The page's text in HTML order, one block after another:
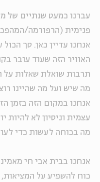
עברנו כמעט שנתיים של
פנימית (הרפורמה/
אנחנו עדיין כאן. סך
האוויר הזה שעוד עובר
תרבות שואלת שאלות על
מה שיש ועל מה שהיינו
אנחנו במקום הזה בזמן
עצמית וניסיון לא להיות
מה בכוחה לעשות כדי
אנחנו בבית אבי חי
כוח להשפיע על המציאות,